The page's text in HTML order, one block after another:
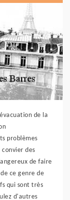
de la
problèmes
des
de faire
ce genre de
qui sont très
d'autres